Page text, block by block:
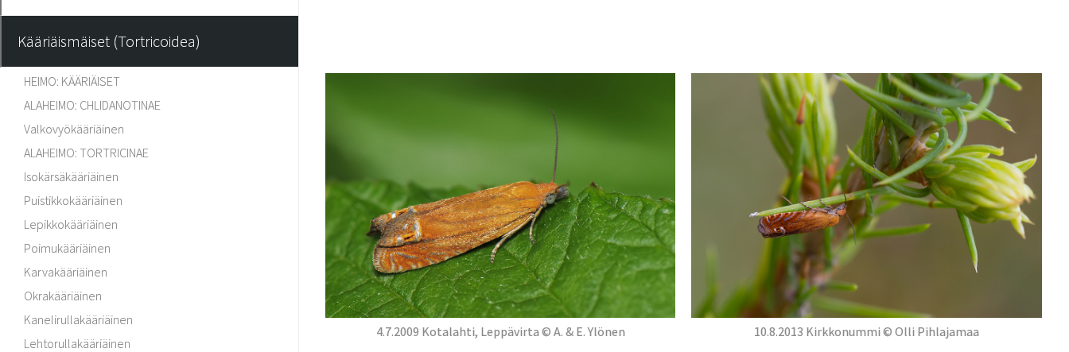
Kääriäismäiset (Tortricoidea)
HEIMO: KÄÄRIÄISET
ALAHEIMO: CHLIDANOTINAE
Valkovyökääriäinen
ALAHEIMO: TORTRICINAE
Isokärsäkääriäinen
Puistikkokääriäinen
Lepikkokääriäinen
Poimukääriäinen
Karvakääriäinen
Okrakääriäinen
Kanelirullakääriäinen
Lehtorullakääriäinen
4.7.2009 Kotalahti, Leppävirta © A. & E. Ylönen 10.8.2013 Kirkkonummi © Olli Pihlajamaa